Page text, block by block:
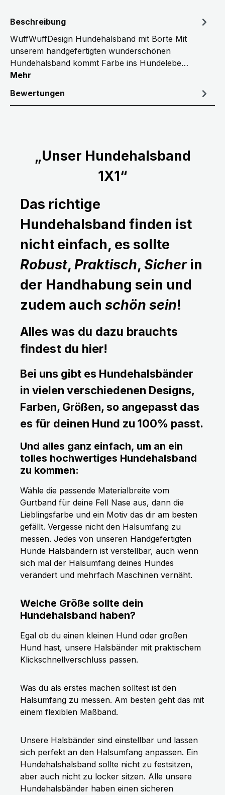
Beschreibung
WuffWuffDesign Hundehalsband mit Borte Mit
unserem handgefertigten wunderschönen
Hundehalsband kommt Farbe ins Hundelebe…
Mehr
Bewertungen
„Unser Hundehalsband
1X1“
Das richtige
Hundehalsband finden ist
nicht einfach, es sollte
Robust, Praktisch, Sicherin
der Handhabung sein und
zudem auch schön sein!
Alles was du dazu brauchts
findest du hier!
Bei uns gibt es Hundehalsbänder
in vielen verschiedenen Designs,
Farben, Größen, so angepasst das
es für deinen Hund zu 100% passt.
Und alles ganz einfach, um an ein
tolles hochwertiges Hundehalsband
zu kommen:
Wähle die passende Materialbreite vom
Gurtband für deine Fell Nase aus, dann die
Lieblingsfarbe und ein Motiv das dir am besten
gefällt. Vergesse nicht den Halsumfang zu
messen. Jedes von unseren Handgefertigten
Hunde Halsbändern ist verstellbar, auch wenn
sich mal der Halsumfang deines Hundes
verändert und mehrfach Maschinen vernäht.
Welche Größe sollte dein
Hundehalsband haben?
Egal ob du einen kleinen Hund oder großen
Hund hast, unsere Halsbänder mit praktischem
Klickschnellverschluss passen.
Was du als erstes machen solltest ist den
Halsumfang zu messen. Am besten geht das mit
einem flexiblen Maßband.
Unsere Halsbänder sind einstellbar und lassen
sich perfekt an den Halsumfang anpassen. Ein
Hundehalshalsband sollte nicht zu festsitzen,
aber auch nicht zu locker sitzen. Alle unsere
Hundehalsbänder haben einen sicheren